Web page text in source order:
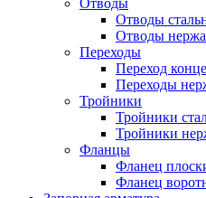
Отводы
Отводы
Отводы
Переходы
Переход
Переходы
Тройники
Тройники
Тройники
Фланцы
Фланец
Фланец